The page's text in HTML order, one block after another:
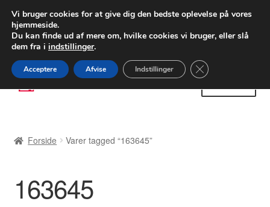
LEVERING fra 55 kr.
FEDEX verdensomspændende forsendelse
80 82 72 02
Spring
til
Spring
til
Betalinger
Kasse
Forside Varer tagged “163645”
163645
Vi bruger cookies for at give dig den bedste oplevelse på vores
hjemmeside.
Du kan finde ud af mere om, hvilke cookies vi bruger, eller slå
dem fra i indstillinger.
Acceptere Afvise Indstillinger Close GDPR